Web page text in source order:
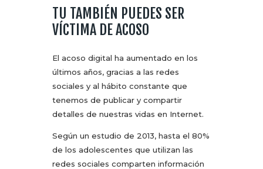
TU TAMBIÉN PUEDES SER
VÍCTIMA DE ACOSO
El acoso digital ha aumentado en los
últimos años, gracias a las redes
sociales y al hábito constante que
tenemos de publicar y compartir
detalles de nuestras vidas en Internet.
Según un estudio de 2013, hasta el 80%
de los adolescentes que utilizan las
redes sociales comparten información